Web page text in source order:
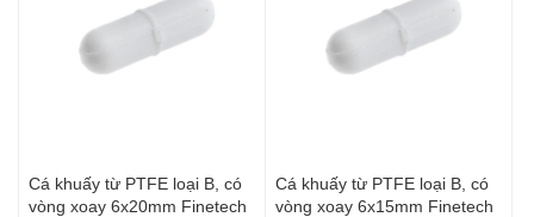
Cá khuấy từ PTFE loại B, có
vòng xoay 6x20mm Finetech
Cá khuấy từ PTFE loại B, có
vòng xoay 6x15mm Finetech